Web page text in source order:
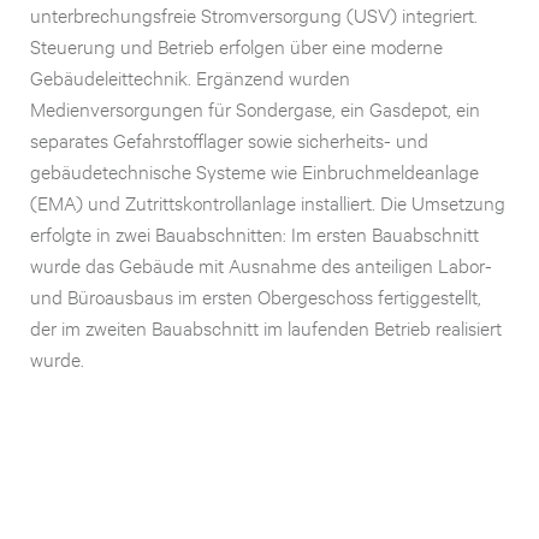
unterbrechungsfreie Stromversorgung (USV) integriert.
Steuerung und Betrieb erfolgen über eine moderne
Gebäudeleittechnik. Ergänzend wurden
Medienversorgungen für Sondergase, ein Gasdepot, ein
separates Gefahrstofflager sowie sicherheits- und
gebäudetechnische Systeme wie Einbruchmeldeanlage
(EMA) und Zutrittskontrollanlage installiert. Die Umsetzung
erfolgte in zwei Bauabschnitten: Im ersten Bauabschnitt
wurde das Gebäude mit Ausnahme des anteiligen Labor-
und Büroausbaus im ersten Obergeschoss fertiggestellt,
der im zweiten Bauabschnitt im laufenden Betrieb realisiert
wurde.